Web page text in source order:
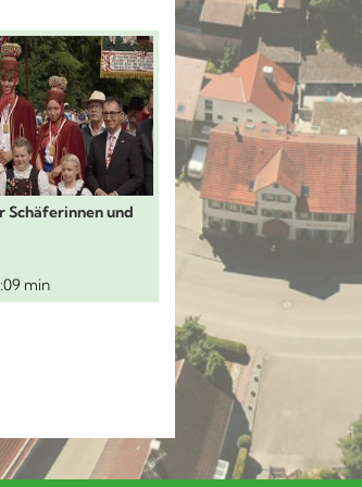
dem Rathaus
2026: Wettläufe der Schäferinnen
und
min
Schäferlauf 2026:
Festzug durch die Stadt
20.07.2026 | 5:50 min